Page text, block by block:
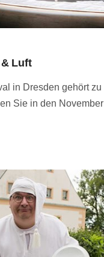
& Luft
in Dresden gehört zu
Sie in den